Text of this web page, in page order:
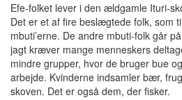
Efe-folket lever i den ældgamle Ituri-
Det er et af fire beslægtede folk, som
mbuti’erne. De andre mbuti-folk går
jagt kræver mange menneskers
mindre grupper, hvor de bruger bue
arbejde. Kvinderne indsamler bær,
skoven. Det er også dem, der fisker.